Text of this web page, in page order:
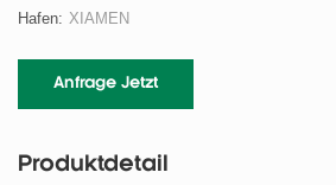
Hafen: XIAMEN
Anfrage Jetzt
Produktdetail